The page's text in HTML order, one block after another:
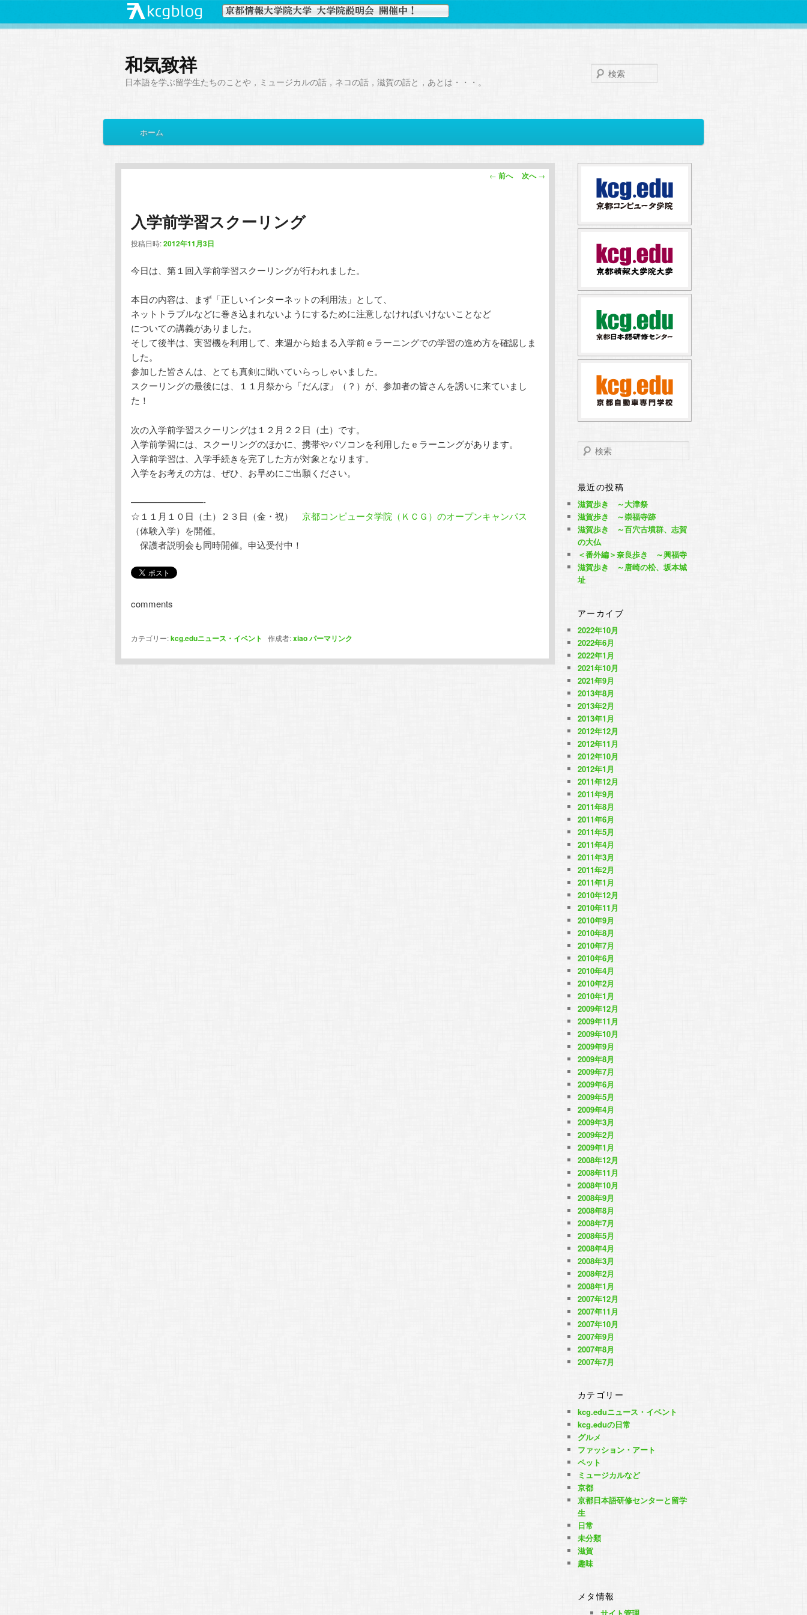
和気致祥
日本語を学ぶ留学生たちのことや，ミュージカルの話，ネコの話，滋賀の話と，あとは・・・。
イ
メ
イ
コ
ン
ン
ツ
へ
動
サ
ブ
ン
テ
ツ
へ
移
ホーム
投
← 前へ 次へ→
入学前学習スクーリング
投稿日時:2012年11月3日
今日は、第１回入学前学習スクーリングが行われました。
本日の内容は、まず「正しいインターネットの利用法」として、
ネットトラブルなどに巻き込まれないようにするために注意しなければいけないことなど
についての講義がありました。
そして後半は、実習機を利用して、来週から始まる入学前ｅラーニングでの学習の進め方を確認しま
した。
参加した皆さんは、とても真剣に聞いていらっしゃいました。
スクーリングの最後には、１１月祭から「だんぼ」（？）が、参加者の皆さんを誘いに来ていまし
た！
次の入学前学習スクーリングは１２月２２日（土）です。
入学前学習には、スクーリングのほかに、携帯やパソコンを利用したｅラーニングがあります。
入学前学習は、入学手続きを完了した方が対象となります。
入学をお考えの方は、ぜひ、お早めにご出願ください。
————————-
☆１１月１０日（土）２３日（金・祝） 京都コンピュータ学院（ＫＣＧ）のオープンキャンパス
（体験入学）を開催。
保護者説明会も同時開催。申込受付中！
comments
カテゴリー:kcg.eduニュース・イベント 作成者:xiaoパーマリンク
検
索
最近の投稿
滋賀歩き ～大津祭
滋賀歩き ～崇福寺跡
滋賀歩き ～百穴古墳群、志賀
の大仏
＜番外編＞奈良歩き ～興福寺
滋賀歩き ～唐崎の松、坂本城
址
アーカイブ
2022年10月
2022年6月
2022年1月
2021年10月
2021年9月
2013年8月
2013年2月
2013年1月
2012年12月
2012年11月
2012年10月
2012年1月
2011年12月
2011年9月
2011年8月
2011年6月
2011年5月
2011年4月
2011年3月
2011年2月
2011年1月
2010年12月
2010年11月
2010年9月
2010年8月
2010年7月
2010年6月
2010年4月
2010年2月
2010年1月
2009年12月
2009年11月
2009年10月
2009年9月
2009年8月
2009年7月
2009年6月
2009年5月
2009年4月
2009年3月
2009年2月
2009年1月
2008年12月
2008年11月
2008年10月
2008年9月
2008年8月
2008年7月
2008年5月
2008年4月
2008年3月
2008年2月
2008年1月
2007年12月
2007年11月
2007年10月
2007年9月
2007年8月
2007年7月
カテゴリー
kcg.eduニュース・イベント
kcg.eduの日常
グルメ
ファッション・アート
ペット
ミュージカルなど
京都
京都日本語研修センターと留学
生
日常
未分類
滋賀
趣味
メタ情報